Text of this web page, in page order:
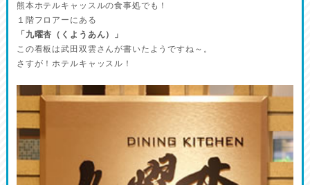
熊本ホテルキャッスルの食事処でも！
１階フロアーにある
「九曜杏（くようあん）」
この看板は武田双雲さんが書いたようですね～。
さすが！ホテルキャッスル！